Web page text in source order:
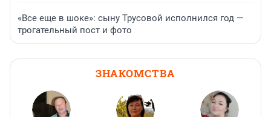
«Все еще в шоке»: сыну Трусовой исполнился год —
трогательный пост и фото
ЗНАКОМСТВА